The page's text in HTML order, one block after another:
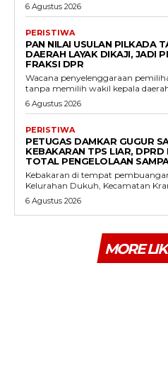
6 Agustus 2026
PERISTIWA
PAN NILAI USULAN PILKADA
DAERAH LAYAK DIKAJI, JADI
FRAKSI DPR
Wacana penyelenggaraan
tanpa memilih wakil kepala
6 Agustus 2026
PERISTIWA
PETUGAS DAMKAR GUGUR
KEBAKARAN TPS LIAR, DPRD
TOTAL PENGELOLAAN
Kebakaran di tempat
Kelurahan Dukuh, Kecamatan
6 Agustus 2026
MORE